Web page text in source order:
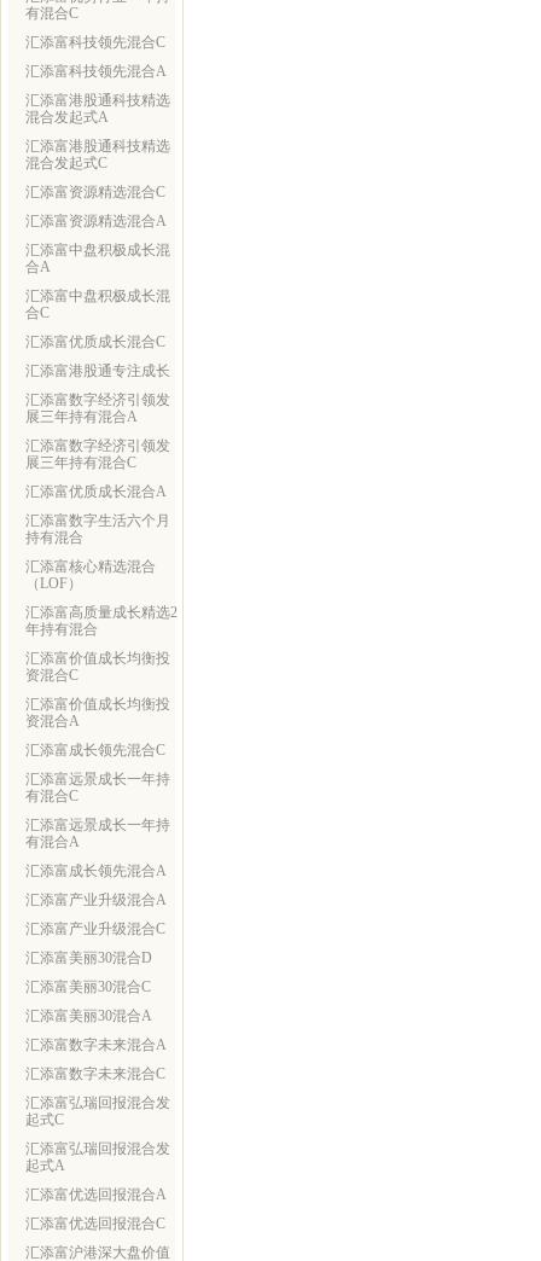
有混合C
汇添富科技领先混合C
汇添富科技领先混合A
汇添富港股通科技精选
混合发起式A
汇添富港股通科技精选
混合发起式C
汇添富资源精选混合C
汇添富资源精选混合A
汇添富中盘积极成长混
合A
汇添富中盘积极成长混
合C
汇添富优质成长混合C
汇添富港股通专注成长
汇添富数字经济引领发
展三年持有混合A
汇添富数字经济引领发
展三年持有混合C
汇添富优质成长混合A
汇添富数字生活六个月
持有混合
汇添富核心精选混合
（LOF）
汇添富高质量成长精选2
年持有混合
汇添富价值成长均衡投
资混合C
汇添富价值成长均衡投
资混合A
汇添富成长领先混合C
汇添富远景成长一年持
有混合C
汇添富远景成长一年持
有混合A
汇添富成长领先混合A
汇添富产业升级混合A
汇添富产业升级混合C
汇添富美丽30混合D
汇添富美丽30混合C
汇添富美丽30混合A
汇添富数字未来混合A
汇添富数字未来混合C
汇添富弘瑞回报混合发
起式C
汇添富弘瑞回报混合发
起式A
汇添富优选回报混合A
汇添富优选回报混合C
汇添富沪港深大盘价值